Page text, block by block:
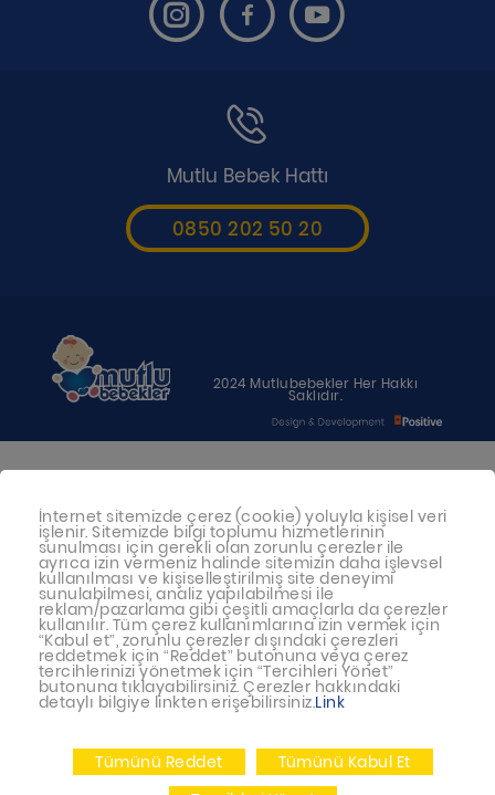
Mutlu Bebek Hattı
0850 202 50 20
2024 Mutlubebekler Her Hakkı
Saklıdır.
sütüdür. Anne sütü ile beslenmenin
mümkün olmadığı durumlarda
doktorunuza danışınız
Bu sitede yayınlanan bilgiler hekim
tavsiyesi yerine geçmez.
En doğru bilgi için doktorunuza
danışınız.
İnternet sitemizde çerez (cookie) yoluyla kişisel veri
işlenir. Sitemizde bilgi toplumu hizmetlerinin
sunulması için gerekli olan zorunlu çerezler ile
ayrıca izin vermeniz halinde sitemizin daha işlevsel
kullanılması ve kişiselleştirilmiş site deneyimi
sunulabilmesi, analiz yapılabilmesi ile
reklam/pazarlama gibi çeşitli amaçlarla da çerezler
kullanılır. Tüm çerez kullanımlarına izin vermek için
“Kabul et”, zorunlu çerezler dışındaki çerezleri
reddetmek için “Reddet” butonuna veya çerez
tercihlerinizi yönetmek için “Tercihleri Yönet”
butonuna tıklayabilirsiniz. Çerezler hakkındaki
detaylı bilgiye linkten erişebilirsiniz.Link
Tümünü Reddet
Tümünü Kabul Et